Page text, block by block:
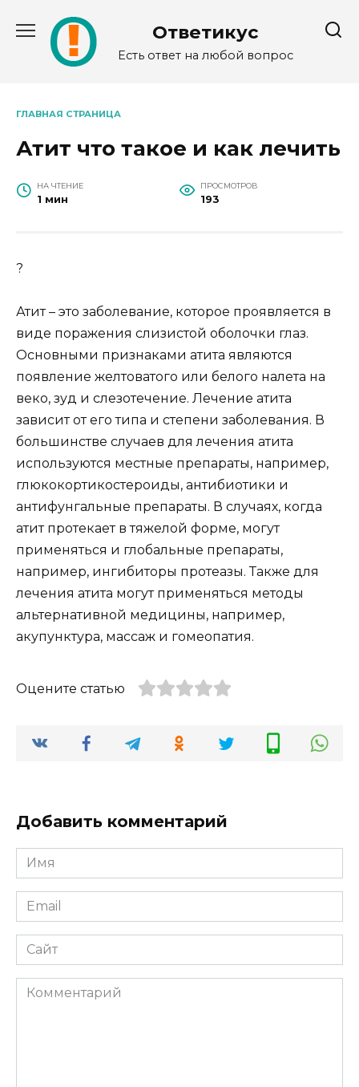
содержанию
Ответикус
Есть ответ на любой вопрос
ГЛАВНАЯ СТРАНИЦА
Атит что такое и как лечить
НА ЧТЕНИЕ
1 мин
ПРОСМОТРОВ
193
?
Атит – это заболевание, которое проявляется в
виде поражения слизистой оболочки глаз.
Основными признаками атита являются
появление желтоватого или белого налета на
веко, зуд и слезотечение. Лечение атита
зависит от его типа и степени заболевания. В
большинстве случаев для лечения атита
используются местные препараты, например,
глюкокортикостероиды, антибиотики и
антифунгальные препараты. В случаях, когда
атит протекает в тяжелой форме, могут
применяться и глобальные препараты,
например, ингибиторы протеазы. Также для
лечения атита могут применяться методы
альтернативной медицины, например,
акупунктура, массаж и гомеопатия.
Оцените статью
Добавить комментарий
Имя
*
Email
*
Сайт
Комментарий